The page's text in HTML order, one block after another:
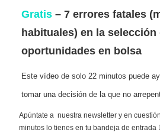
Gratis – 7 errores fatales
habituales) en la selección
oportunidades en bolsa
Este vídeo de solo 22 minutos puede
tomar una decisión de la que no
Apúntate a nuestra newsletter y en
minutos lo tienes en tu bandeja de entrada